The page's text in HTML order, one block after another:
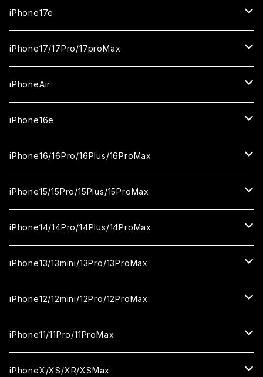
iPhone17e
ガラスフィルム
セラミックフィルム
カメラ用フィルム
iPhone17/17Pro/17proMax
iPhone17
ガラスフィルム
セラミックフィルム
iPhone17Pro
ガラスフィルム
セラミックフィルム
iPhone17proMax
ガラスフィルム
セラミックフィルム
iPhoneAir
ガラスフィルム
セラミックフィルム
カメラ用フィルム
iPhone16e
ガラスフィルム
セラミックフィルム
カメラ用フィルム
iPhone16/16Pro/16Plus/16ProMax
iPhone16
ガラスフィルム
セラミックフィルム
iPhone16Pro
ガラスフィルム
セラミックフィルム
iPhone16Plus
ガラスフィルム
セラミックフィルム
iPhone16ProMax
ガラスフィルム
セラミックフィルム
iPhone15/15Pro/15Plus/15ProMax
iPhone15
ガラスフィルム
セラミックフィルム
iPhone15Pro
ガラスフィルム
セラミックフィルム
iPhone15Plus
ガラスフィルム
セラミックフィルム
iPhone15ProMax
ガラスフィルム
iPhone14/14Pro/14Plus/14ProMax
iPhone14
ガラスフィルム
セラミックフィルム
iPhone14Pro
ガラスフィルム
セラミックフィルム
iPhone14Plus
ガラスフィルム
iPhone14ProMax
iPhone13/13mini/13Pro/13ProMax
iPhone13/13Pro
ガラスフィルム
セラミックフィルム
iPhone13mini
ガラスフィルム
iPhone13ProMax
iPhone12/12mini/12Pro/12ProMax
iPhone12/12Pro
ガラスフィルム
iPhone12mini
iPhone11/11Pro/11ProMax
iPhone11
iPhoneX/XS/XR/XSMax